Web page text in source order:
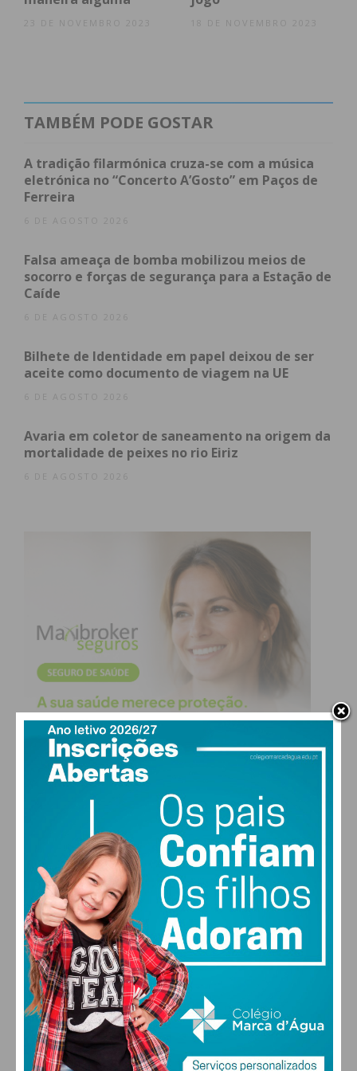
Eu li e concordo com ostermos e
condições
TAMBÉM PODE GOSTAR
A tradição filarmónica cruza-se com a música
eletrónica no “Concerto A’Gosto” em Paços de
Ferreira
6 DE AGOSTO 2026
Falsa ameaça de bomba mobilizou meios de
socorro e forças de segurança para a Estação de
Caíde
6 DE AGOSTO 2026
Bilhete de Identidade em papel deixou de ser
aceite como documento de viagem na UE
6 DE AGOSTO 2026
Avaria em coletor de saneamento na origem da
mortalidade de peixes no rio Eiriz
6 DE AGOSTO 2026